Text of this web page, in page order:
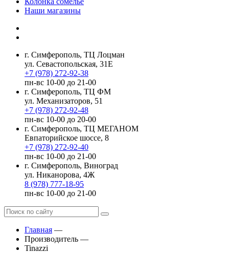
Наши магазины
г. Симферополь, ТЦ Лоцман
ул. Севастопольская, 31Е
+7 (978) 272-92-38
пн-вс 10-00 до 21-00
г. Симферополь, ТЦ ФМ
ул. Механизаторов, 51
+7 (978) 272-92-48
пн-вс 10-00 до 20-00
г. Симферополь, ТЦ МЕГАНОМ
Евпаторийское шоссе, 8
+7 (978) 272-92-40
пн-вс 10-00 до 21-00
г. Симферополь, Виноград
ул. Никанорова, 4Ж
8 (978) 777-18-95
пн-вс 10-00 до 21-00
Главная —
Производитель —
Tinazzi